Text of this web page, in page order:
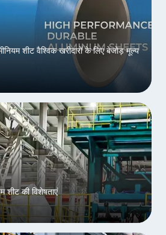
शीट वैश्विक खरीदारों के लिए बेजोड़ मूल्य
शीट की विशेषताएं